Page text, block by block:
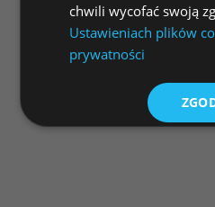
chwili wycofać swoją
Ustawieniach plików
prywatności